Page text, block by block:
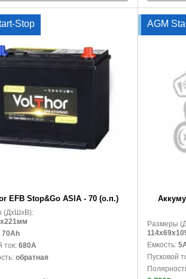
Stop
EFB Stop&Go ASIA - 70 (о.п.)
(ДxШxВ):
70Ah
ток: 680A
обратная
AGM
Размеры
Емкость:
Пусковой